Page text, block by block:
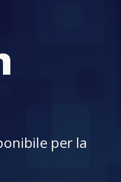
per la